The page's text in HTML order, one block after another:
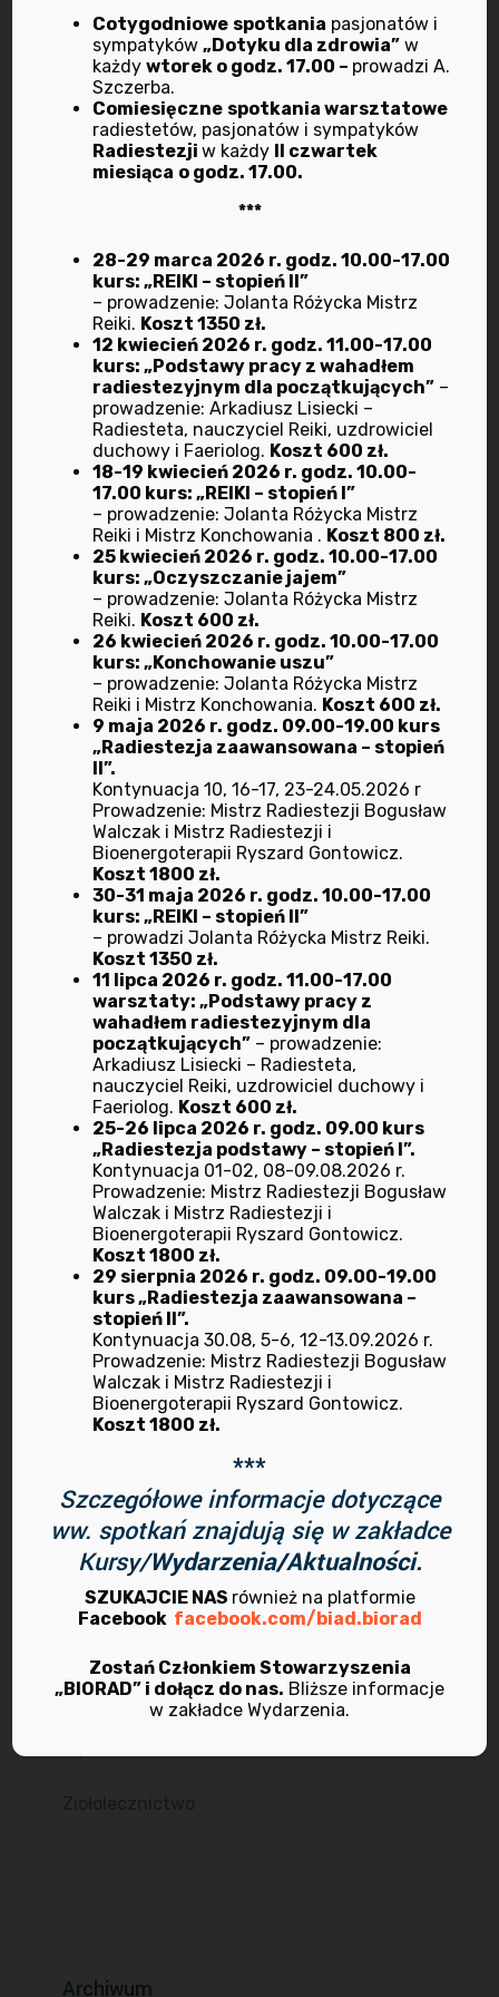
Wyszukaj
Ostatnio dodane
Apel do Członków i
Sympatyków
1 marca 2021
Praktyczna
bioenergoterapia
11 maja 2020
Program działalności na
Kwiecień –
8 kwietnia 2026
Program marzec – sierpień 2025
7 marca 2025
Dołącz do nas.
1 października 2024
Kategorie
Bioenergoterapia
Dietetyka
Dotyk dla zdrowia
Kursy i szkolenia
Ludzie bioradu
My w mediach
Radiestezja
Rekrutacja
Terapie manualne
Archiwum
Cotygodniowe spotkania pasjonatów i
sympatyków„Dotyku dla zdrowia” w
każdywtorek o godz. 17.00 – prowadzi A.
Szczerba.
Comiesięczne spotkania warsztatowe
radiestetów, pasjonatów i sympatyków
Radiestezjiw każdy II czwartek
miesiąca o godz. 17.00.
***
28-29 marca 2026 r. godz. 10.00-17.00
kurs: „REIKI – stopień II”
– prowadzenie: Jolanta Różycka Mistrz
Reiki. Koszt 1350 zł.
12 kwiecień 2026 r. godz. 11.00-17.00
kurs: „Podstawy pracy z wahadłem
radiestezyjnym dla początkujących” –
prowadzenie: Arkadiusz Lisiecki –
Radiesteta, nauczyciel Reiki, uzdrowiciel
duchowy i Faeriolog. Koszt 600 zł.
18-19 kwiecień 2026 r. godz. 10.00-
17.00 kurs: „REIKI – stopień I”
– prowadzenie: Jolanta Różycka Mistrz
Reiki i Mistrz Konchowania . Koszt 800 zł.
25 kwiecień 2026 r. godz. 10.00-17.00
kurs: „Oczyszczanie jajem”
– prowadzenie: Jolanta Różycka Mistrz
Reiki. Koszt 600 zł.
26 kwiecień 2026 r. godz. 10.00-17.00
kurs: „Konchowanie uszu”
– prowadzenie: Jolanta Różycka Mistrz
Reiki i Mistrz Konchowania. Koszt 600 zł.
9 maja 2026 r. godz. 09.00-19.00 kurs
„Radiestezja zaawansowana – stopień
II”.
Kontynuacja 10, 16-17, 23-24.05.2026 r
Prowadzenie: Mistrz Radiestezji Bogusław
Walczak i Mistrz Radiestezji i
Bioenergoterapii Ryszard Gontowicz.
Koszt 1800 zł.
30-31 maja 2026 r. godz. 10.00-17.00
kurs: „REIKI – stopień II”
– prowadzi Jolanta Różycka Mistrz Reiki.
Koszt 1350 zł.
11 lipca 2026 r. godz. 11.00-17.00
warsztaty: „Podstawy pracy z
wahadłem radiestezyjnym dla
początkujących” – prowadzenie:
Arkadiusz Lisiecki – Radiesteta,
nauczyciel Reiki, uzdrowiciel duchowy i
Faeriolog. Koszt 600 zł.
25-26 lipca 2026 r. godz. 09.00 kurs
„Radiestezja podstawy – stopień I”.
Kontynuacja 01-02, 08-09.08.2026 r.
Prowadzenie: Mistrz Radiestezji Bogusław
Walczak i Mistrz Radiestezji i
Bioenergoterapii Ryszard Gontowicz.
Koszt 1800 zł.
29 sierpnia 2026 r. godz. 09.00-19.00
kurs „Radiestezja zaawansowana –
stopień II”.
Kontynuacja 30.08, 5-6, 12-13.09.2026 r.
Prowadzenie: Mistrz Radiestezji Bogusław
Walczak i Mistrz Radiestezji i
Bioenergoterapii Ryszard Gontowicz.
Koszt 1800 zł.
***
Szczegółowe informacje dotyczące
ww. spotkań znajdują się w zakładce
Kursy/Wydarzenia/Aktualności.
SZUKAJCIE NAS również na platformie
Facebook facebook.com/biad.biorad
Zostań Członkiem Stowarzyszenia
„BIORAD” i dołącz do nas. Bliższe informacje
w zakładce Wydarzenia.